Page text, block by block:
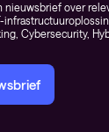
nieuwsbrief over
Cybersecurity,